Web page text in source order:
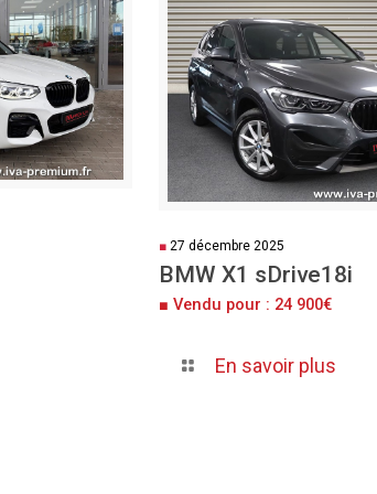
■ 27 décembre 2025
BMW X1 sDrive18i
■ Vendu pour : 24 900€
En savoir plus